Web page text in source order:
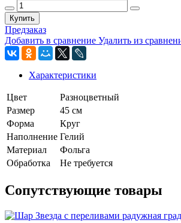
Купить
Предзаказ
Добавить в сравнение Удалить из
Характеристики
Цвет
Разноцветный
Размер
45 см
Форма
Круг
Наполнение Гелий
Материал
Фольга
Обработка
Не требуется
Сопутствующие товары